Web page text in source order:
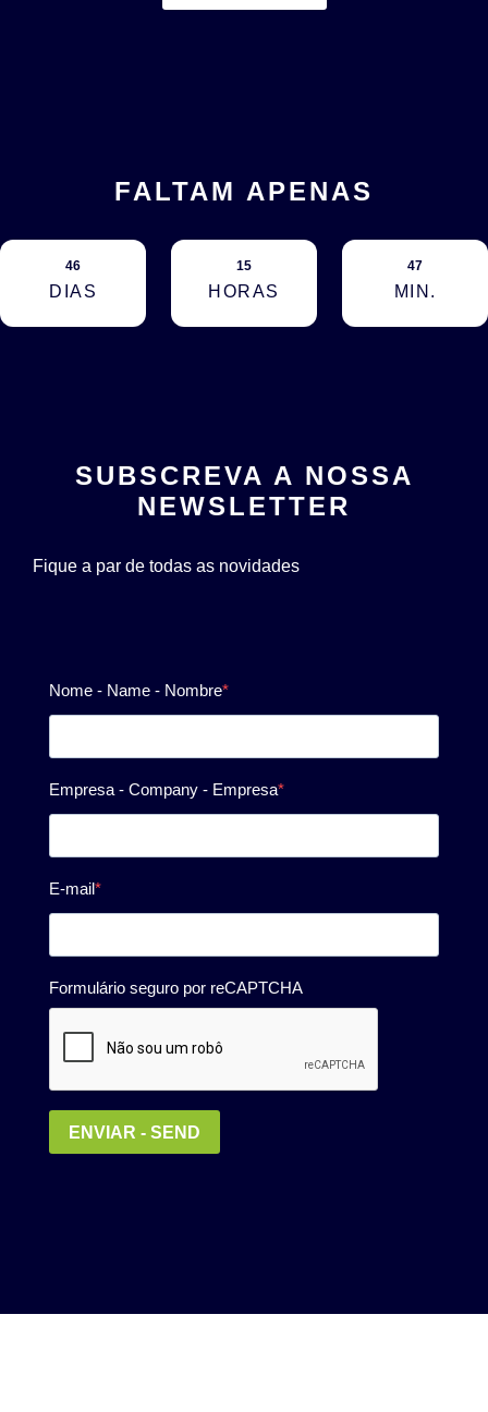
FALTAM APENAS
46
DIAS
15
HORAS
47
MIN.
SUBSCREVA A NOSSA
NEWSLETTER
Fique a par de todas as novidades